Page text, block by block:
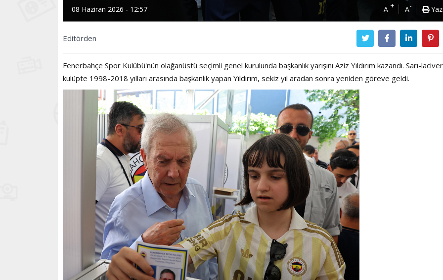
08 Haziran 2026 - 12:57 A + A-
Editörden
Fenerbahçe Spor Kulübü'nün olağanüstü seçimli genel kurulunda başkanlık yarışını Aziz Yıldırım kazandı. Sarı-
kulüpte 1998-2018 yılları arasında başkanlık yapan Yıldırım, sekiz yıl aradan sonra yeniden göreve geldi.
Haftanın Sinevizyonu